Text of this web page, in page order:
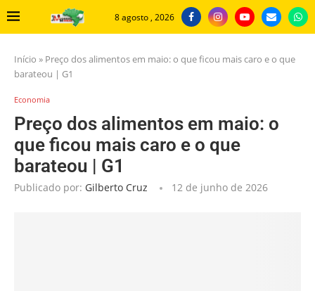
8 agosto , 2026
Início » Preço dos alimentos em maio: o que ficou mais caro e o que
barateou | G1
Economia
Preço dos alimentos em maio: o
que ficou mais caro e o que
barateou | G1
Publicado por: Gilberto Cruz 12 de junho de 2026